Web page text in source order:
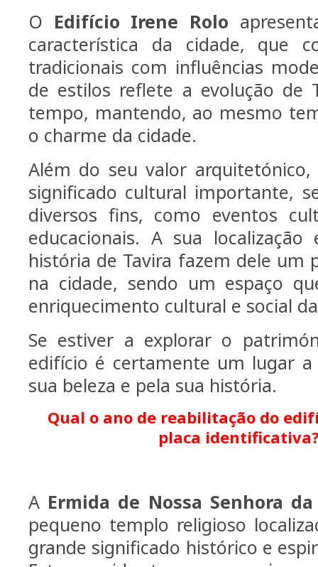
O Edifício Irene Rolo
característica da cidade, que
tradicionais com influências
de estilos reflete a evolução de
tempo, mantendo, ao mesmo
o charme da cidade.
Além do seu valor
significado cultural importante,
diversos fins, como eventos
educacionais. A sua
história de Tavira fazem dele um
na cidade, sendo um espaço
enriquecimento cultural e social
Se estiver a explorar o
edifício é certamente um lugar a
sua beleza e pela sua história.
Qual o ano de reabilitação do
placa identificativa?
A Ermida de Nossa Senhora da
pequeno templo religioso
grande significado histórico e